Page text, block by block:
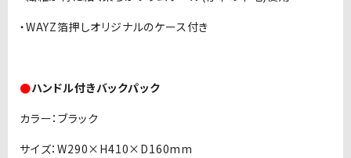
・WAYZ箔押しオリジナルのケース付き
●ハンドル付きバックパック
カラー：ブラック
サイズ：W290×H410×D160mm